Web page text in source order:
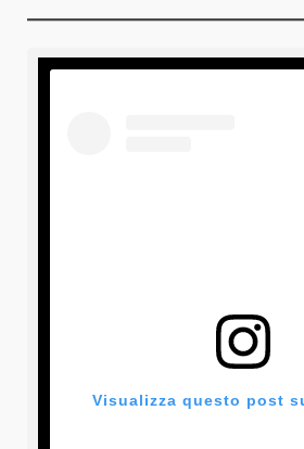
Visualizza questo post